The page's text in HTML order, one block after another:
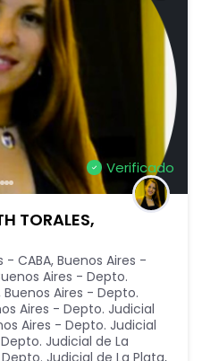
Verificado
TORALES,
- CABA, Buenos Aires -
Aires - Depto.
Buenos Aires - Depto.
Aires - Depto. Judicial
Aires - Depto. Judicial
Judicial de La
Judicial de La Plata,